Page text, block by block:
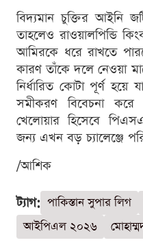
বিদ্যমান চুক্তির আইনি
তাহলেও রাওয়ালপিন্ডি
আমিরকে ধরে রাখতে
কারণ তাঁকে দলে নেওয়া
নির্ধারিত কোটা পূর্ণ
সমীকরণ বিবেচনা করে
খেলোয়ার হিসেবে
জন্য এখন বড় চ্যালেঞ্জে
/আশিক
ট্যাগ: পাকিস্তান সুপার লিগ
আইপিএল ২০২৬